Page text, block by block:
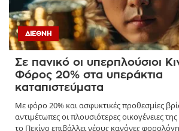
ΔΙΕΘΝΉ
Σε πανικό οι υπερπλούσιοι
Φόρος 20% στα υπεράκτια
καταπιστεύματα
Με φόρο 20% και ασφυκτικές προθεσμίες